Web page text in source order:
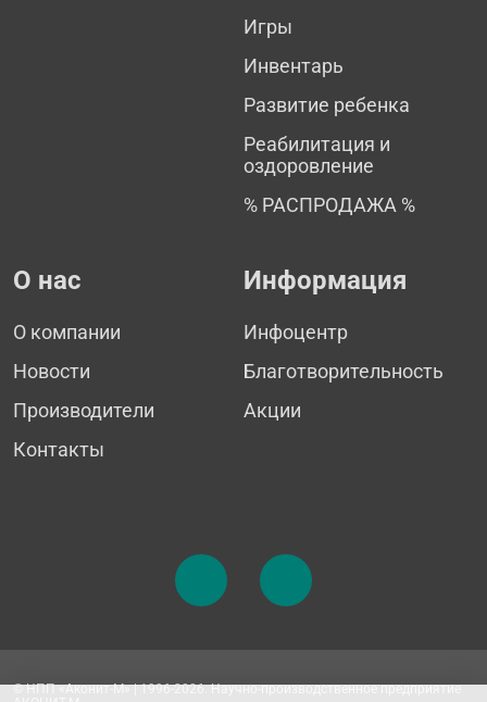
Игры
Инвентарь
Развитие ребенка
Реабилитация и
оздоровление
% РАСПРОДАЖА %
О нас
О компании
Новости
Производители
Контакты
Информация
Инфоцентр
Благотворительность
Акции
© НПП «Аконит-М» | 1996-2026. Научно-производственное предприятие